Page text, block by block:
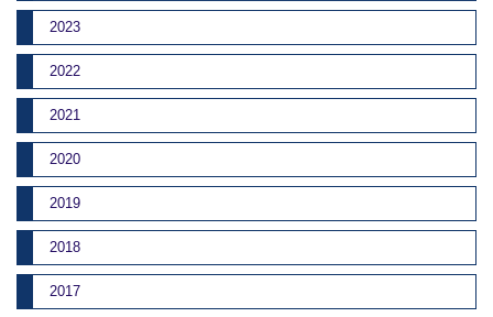
2023
2022
2021
2020
2019
2018
2017